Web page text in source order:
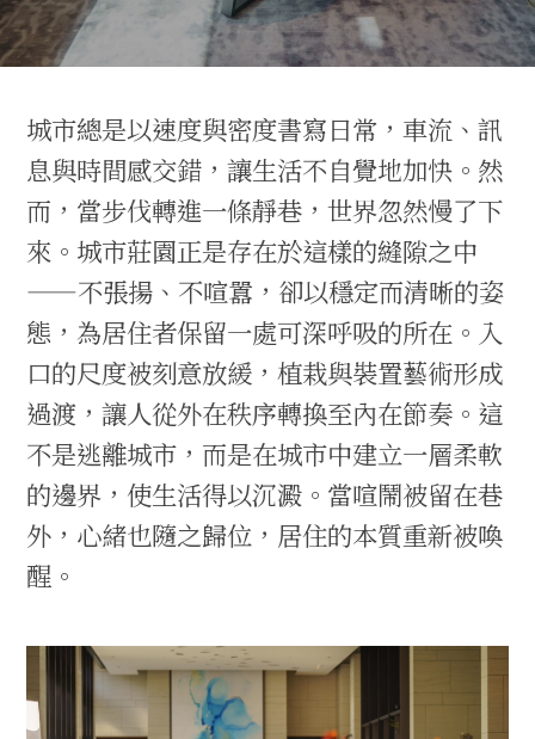
城市總是以速度與密度書寫日常，車流、訊
息與時間感交錯，讓生活不自覺地加快。然
而，當步伐轉進一條靜巷，世界忽然慢了下
來。城市莊園正是存在於這樣的縫隙之中
——不張揚、不喧囂，卻以穩定而清晰的姿
態，為居住者保留一處可深呼吸的所在。入
口的尺度被刻意放緩，植栽與裝置藝術形成
過渡，讓人從外在秩序轉換至內在節奏。這
不是逃離城市，而是在城市中建立一層柔軟
的邊界，使生活得以沉澱。當喧鬧被留在巷
外，心緒也隨之歸位，居住的本質重新被喚
醒。